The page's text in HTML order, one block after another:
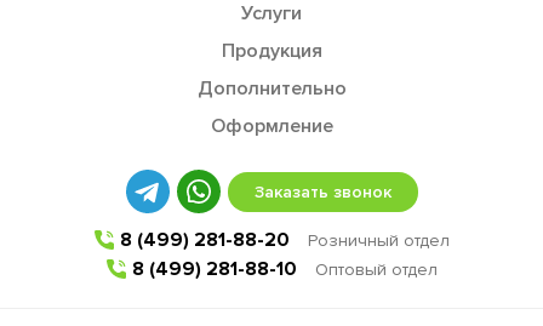
Услуги
Продукция
Дополнительно
Оформление
Заказать звонок
8 (499) 281-88-20 Розничный отдел
8 (499) 281-88-10 Оптовый отдел